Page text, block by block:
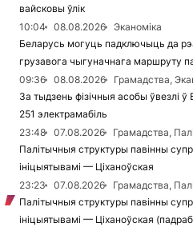
вайсковы ўлік
10:04
08.08.2026
Эканоміка
Беларусь могуць падключыць да
грузавога чыгуначнага маршруту
09:36
08.08.2026
Грамадства,
За тыдзень фізічныя асобы ўвезлі
251 электрамабіль
23:48
07.08.2026
Грамадства,
Палітычныя структуры павінны
ініцыятывамі — Ціханоўская
23:23
07.08.2026
Грамадства,
Палітычныя структуры павінны
ініцыятывамі — Ціханоўская